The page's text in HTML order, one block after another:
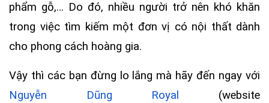
phẩm gỗ,… Do đó, nhiều người trở nên khó khăn
trong việc tìm kiếm một đơn vị có nội thất dành
cho phong cách hoàng gia.
Vậy thì các bạn đừng lo lắng mà hãy đến ngay với
Nguyễn Dũng Royal (website